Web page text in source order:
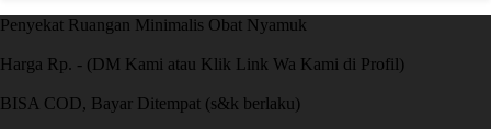
Penyekat Ruangan Minimalis Obat Nyamuk
Harga Rp. - (DM Kami atau Klik Link Wa Kami di Profil)
BISA COD, Bayar Ditempat (s&k berlaku)